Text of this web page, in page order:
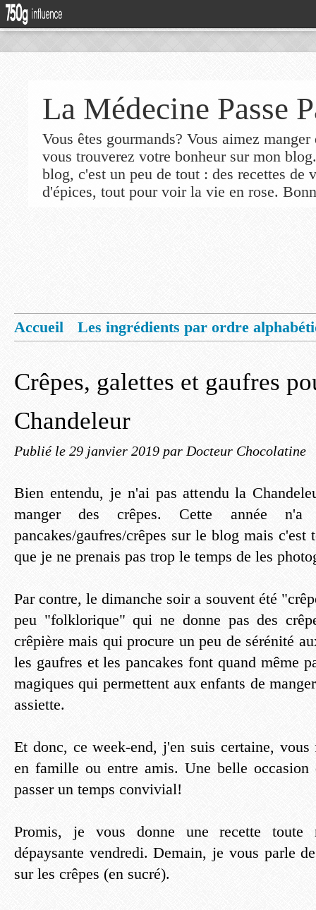
La Médecine Passe
Vous êtes gourmands? Vous aimez
vous trouverez votre bonheur sur mon
blog, c'est un peu de tout : des recettes de
d'épices, tout pour voir la vie en rose.
Accueil
Les ingrédients par ordre
Crêpes, galettes et gaufres
Chandeleur
Publié le 29 janvier 2019 par Docteur Chocolatine
Bien entendu, je n'ai pas attendu la
manger des crêpes. Cette année n'a
pancakes/gaufres/crêpes sur le blog mais c'est
que je ne prenais pas trop le temps de les
Par contre, le dimanche soir a souvent été
peu "folklorique" qui ne donne pas des
crêpière mais qui procure un peu de sérénité
les gaufres et les pancakes font quand même
magiques qui permettent aux enfants de
assiette.
Et donc, ce week-end, j'en suis certaine, vous
en famille ou entre amis. Une belle occasion
passer un temps convivial!
Promis, je vous donne une recette
dépaysante vendredi. Demain, je vous parle
sur les crêpes (en sucré).